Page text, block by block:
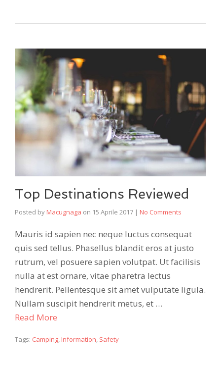
Top Destinations Reviewed
Posted by Macugnaga on 15 Aprile 2017 | No Comments
Mauris id sapien nec neque luctus consequat
quis sed tellus. Phasellus blandit eros at justo
rutrum, vel posuere sapien volutpat. Ut facilisis
nulla at est ornare, vitae pharetra lectus
hendrerit. Pellentesque sit amet vulputate ligula.
Nullam suscipit hendrerit metus, et …
Read More
Tags: Camping, Information, Safety